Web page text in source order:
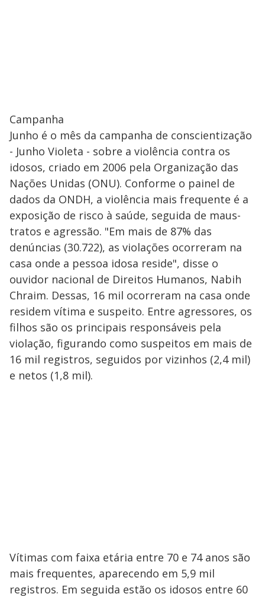
Campanha
Junho é o mês da campanha de conscientização
- Junho Violeta - sobre a violência contra os
idosos, criado em 2006 pela Organização das
Nações Unidas (ONU). Conforme o painel de
dados da ONDH, a violência mais frequente é a
exposição de risco à saúde, seguida de maus-
tratos e agressão. "Em mais de 87% das
denúncias (30.722), as violações ocorreram na
casa onde a pessoa idosa reside", disse o
ouvidor nacional de Direitos Humanos, Nabih
Chraim. Dessas, 16 mil ocorreram na casa onde
residem vítima e suspeito. Entre agressores, os
filhos são os principais responsáveis pela
violação, figurando como suspeitos em mais de
16 mil registros, seguidos por vizinhos (2,4 mil)
e netos (1,8 mil).
Vítimas com faixa etária entre 70 e 74 anos são
mais frequentes, aparecendo em 5,9 mil
registros. Em seguida estão os idosos entre 60